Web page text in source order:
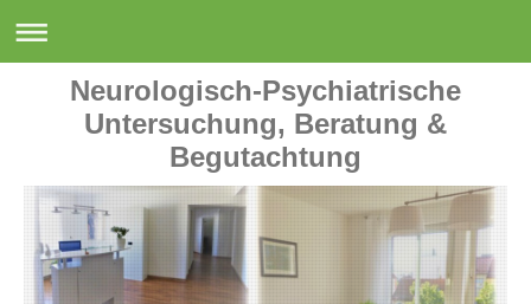
Neurologisch-Psychiatrische
Untersuchung, Beratung &
Begutachtung